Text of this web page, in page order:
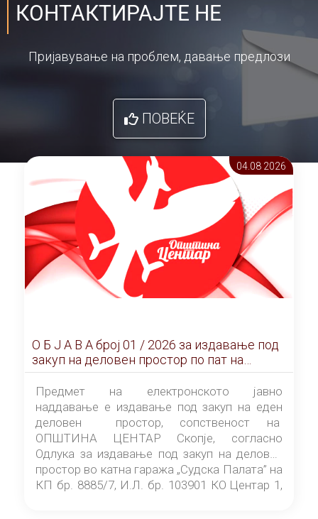
КОНТАКТИРАЈТЕ НЕ
Пријавување на проблем, давање предлози
ПОВЕЌЕ
04.08 2026
О Б Ј А В А брoj 01 / 2026 за издавање под
закуп на деловен простор по пат на
ЕЛЕКТРОНСКО ЈАВНО НАДДАВАЊЕ
Предмет на електронското јавно
наддавање е издавање под закуп на еден
деловен простор, сопственост на
ОПШТИНА ЦЕНТАР Скопје, согласно
Одлука за издавање под закуп на деловен
простор во катна гаража „Судска Палата” на
КП бр. 8885/7, И.Л. бр. 103901 КО Центар 1,